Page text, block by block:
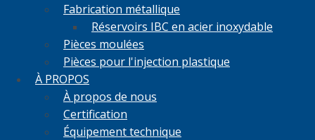
Fabrication métallique
Réservoirs IBC en acier inoxydable
Pièces moulées
Pièces pour l'injection plastique
À PROPOS
À propos de nous
Certification
Équipement technique